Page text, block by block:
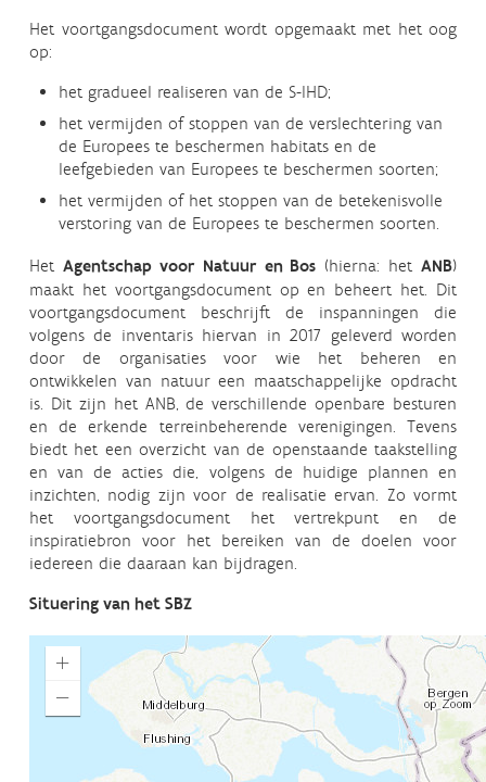
Het voortgangsdocument wordt opgemaakt met het oog
op:
het gradueel realiseren van de S-IHD;
het vermijden of stoppen van de verslechtering van
de Europees te beschermen habitats en de
leefgebieden van Europees te beschermen soorten;
het vermijden of het stoppen van de betekenisvolle
verstoring van de Europees te beschermen soorten.
Het Agentschap voor Natuur en Bos (hierna: het ANB)
maakt het voortgangsdocument op en beheert het. Dit
voortgangsdocument beschrijft de inspanningen die
volgens de inventaris hiervan in 2017 geleverd worden
door de organisaties voor wie het beheren en
ontwikkelen van natuur een maatschappelijke opdracht
is. Dit zijn het ANB, de verschillende openbare besturen
en de erkende terreinbeherende verenigingen. Tevens
biedt het een overzicht van de openstaande taakstelling
en van de acties die, volgens de huidige plannen en
inzichten, nodig zijn voor de realisatie ervan. Zo vormt
het voortgangsdocument het vertrekpunt en de
inspiratiebron voor het bereiken van de doelen voor
iedereen die daaraan kan bijdragen.
Situering van het SBZ